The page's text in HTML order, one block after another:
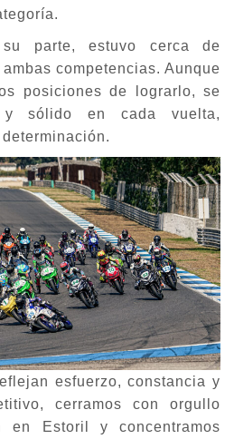
parte, estuvo cerca de
competencias. Aunque
posiciones de lograrlo, se
y sólido en cada vuelta,
esfuerzo, constancia y
cerramos con orgullo
en Estoril y concentramos